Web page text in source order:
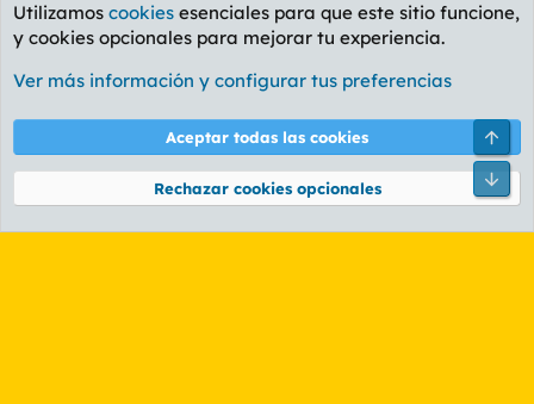
Etiquetas
Cookies
PL OLDSTYLE AMARILLO
Términos y reglas Política de privacidad Ayuda
Community platform by XenForo® © 2010-2026 XenForo Ltd.
Utilizamos cookies esenciales para que este sitio funcione,
y cookies opcionales para mejorar tu experiencia.
Ver más información y configurar tus preferencias
Aceptar todas las cookies
Rechazar cookies opcionales
Pie